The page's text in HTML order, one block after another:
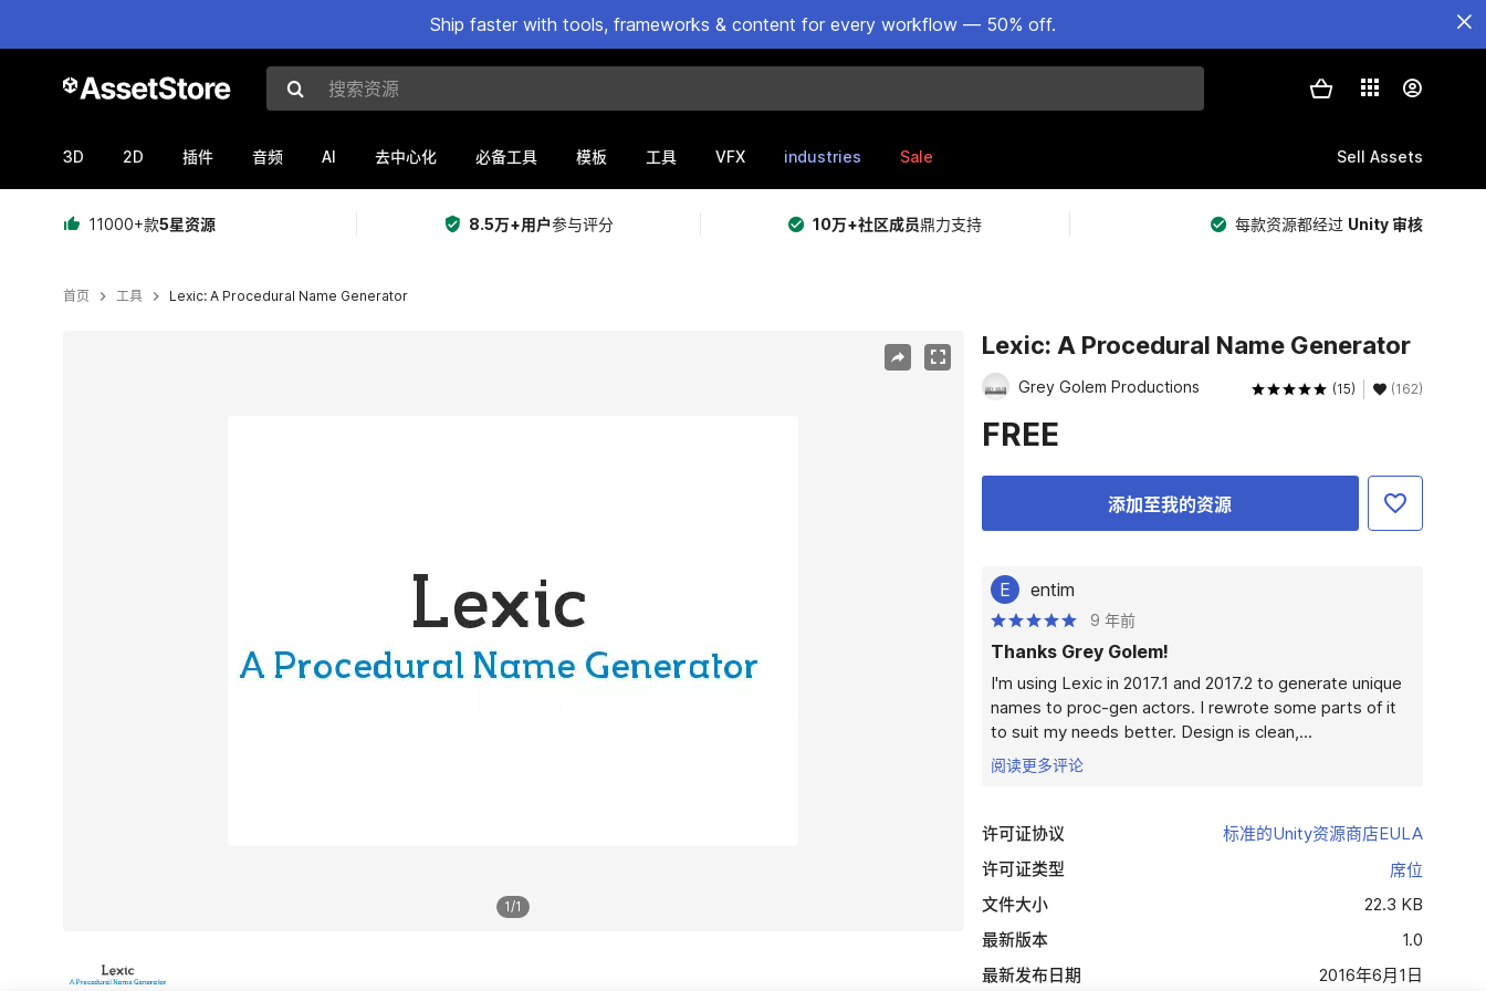
Ship faster with tools, frameworks & content for every workflow — 50% off.
搜索资源
3D 2D 插件 音频 AI 去中心化 必备工具 模板 工具 VFX industries Sale Sell Assets
11000+款5星资源 8.5万+用户参与评分 10万+社区成员鼎力支持 每款资源都经过 Unity 审核
首页 工具 Lexic: A Procedural Name Generator
1/1
Lexic: A Procedural Name Generator
Grey Golem Productions (15) (162)
FREE
添加至我的资源
E entim
9 年前
Thanks Grey Golem!
I'm using Lexic in 2017.1 and 2017.2 to generate unique
names to proc-gen actors. I rewrote some parts of it
to suit my needs better. Design is clean,...
阅读更多评论
许可证协议
标准的Unity资源商店EULA
许可证类型
席位
文件大小
22.3 KB
最新版本
1.0
最新发布日期
2016年6月1日